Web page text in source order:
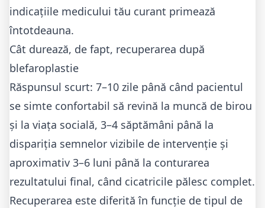
indicațiile medicului tău curant primează
întotdeauna.
Cât durează, de fapt, recuperarea după
blefaroplastie
Răspunsul scurt: 7–10 zile până când pacientul
se simte confortabil să revină la muncă de birou
și la viața socială, 3–4 săptămâni până la
dispariția semnelor vizibile de intervenție și
aproximativ 3–6 luni până la conturarea
rezultatului final, când cicatricile pălesc complet.
Recuperarea este diferită în funcție de tipul de